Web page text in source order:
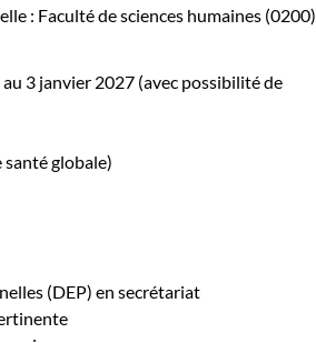
: Faculté de sciences humaines (0200)
3 janvier 2027 (avec possibilité de
globale)
(DEP) en secrétariat